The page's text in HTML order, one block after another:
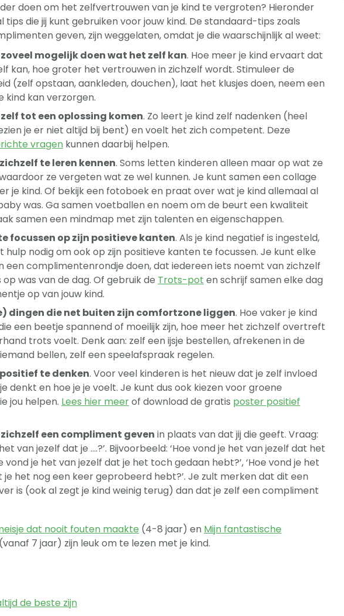
doen om het zelfvertrouwen van je kind te vergroten? Hieronder
tips die jij kunt gebruiken voor jouw kind. De standaard-tips zoals
geven, zijn weggelaten, omdat je die waarschijnlijk al weet:
mogelijk doen wat het zelf kan. Hoe meer je kind ervaart dat
kan, hoe groter het vertrouwen in zichzelf wordt. Stimuleer de
(zelf opstaan, aankleden, douchen), laat het klusjes doen, neem een
kind kan verzorgen.
tot een oplossing komen. Zo leert je kind zelf nadenken (heel
je er niet altijd bij bent) en voelt het zich competent. Deze
vragen kunnen daarbij helpen.
te leren kennen. Soms letten kinderen alleen maar op wat ze
ze vergeten wat ze wel kunnen. Je kunt samen een collage
je kind. Of bekijk een fotoboek en praat over wat je kind allemaal al
was. Ga samen voetballen en noem om de beurt een kwaliteit
samen een mindmap met zijn talenten en eigenschappen.
focussen op zijn positieve kanten. Als je kind negatief is ingesteld,
hulp nodig om ook op zijn positieve kanten te focussen. Je kunt elke
een complimentenrondje doen, dat iedereen iets noemt van zichzelf
was van de dag. Of gebruik de Trots-pot en schrijf samen elke dag
op van jouw kind.
dingen die net buiten zijn comfortzone liggen. Hoe vaker je kind
een beetje spannend of moeilijk zijn, hoe meer het zichzelf overtreft
trots voelt. Denk aan: zelf een ijsje bestellen, afrekenen in de
bellen, zelf een speelafspraak regelen.
te denken. Voor veel kinderen is het nieuw dat je zelf invloed
denkt en hoe je je voelt. Je kunt dus ook kiezen voor groene
jou helpen. Lees hier meerof download de gratis poster positief
een compliment geven in plaats van dat jij die geeft. Vraag:
van jezelf dat je ….?’. Bijvoorbeeld: ‘Hoe vond je het van jezelf dat het
vond je het van jezelf dat je het toch gedaan hebt?’, ‘Hoe vond je het
je het nog een keer geprobeerd hebt?’. Je zult merken dat dit een
is (ook al zegt je kind weinig terug) dan dat je zelf een compliment
dat nooit fouten maakte (4-8 jaar) en Mijn fantastische
(vanaf 7 jaar) zijn leuk om te lezen met je kind.
de beste zijn